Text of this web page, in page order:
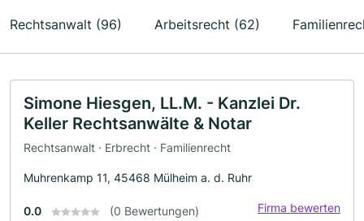
Rechtsanwalt (96) Arbeitsrecht (62)
Simone Hiesgen, LL.M. - Kanzlei Dr.
Keller Rechtsanwälte & Notar
Rechtsanwalt · Erbrecht · Familienrecht
Muhrenkamp 11, 45468 Mülheim a. d. Ruhr
0.0 (0 Bewertungen) Firma bewerten